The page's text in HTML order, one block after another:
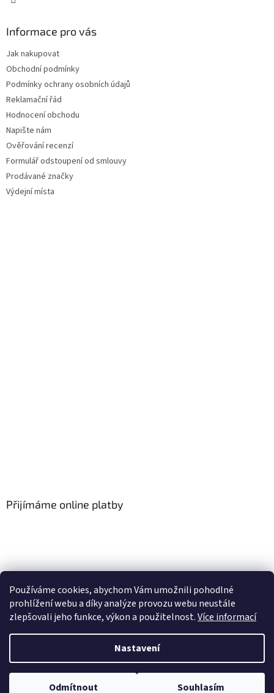
Používáme cookies, abychom Vám umožnili pohodlné
prohlížení webu a díky analýze provozu webu neustále
zlepšovali jeho funkce, výkon a použitelnost.Více informací
Nastavení
Odmítnout Souhlasím
Informace pro vás
Jak nakupovat
Obchodní podmínky
Podmínky ochrany osobních údajů
Reklamační řád
Hodnocení obchodu
Napište nám
Ověřování recenzí
Formulář odstoupení od smlouvy
Prodávané značky
Výdejní místa
Přijímáme online platby
Vytvořil Shoptet